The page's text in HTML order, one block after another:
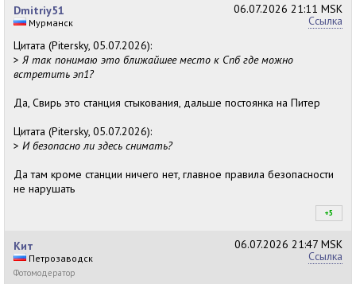
06.07.2026 21:11 MSK
Ссылка
Dmitriy51
Мурманск
Цитата (Pitersky, 05.07.2026):
> Я так понимаю это ближайшее место к Спб где можно
встретить эп1?
Да, Свирь это станция стыкования, дальше постоянка на Питер
Цитата (Pitersky, 05.07.2026):
> И безопасно ли здесь снимать?
Да там кроме станции ничего нет, главное правила безопасности
не нарушать
+5
06.07.2026 21:47 MSK
Ссылка
Кит
Петрозаводск
Фотомодератор